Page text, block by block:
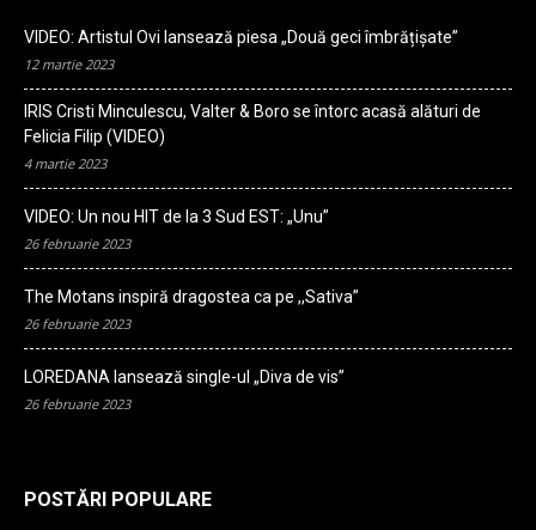
VIDEO: Artistul Ovi lansează piesa „Două geci îmbrățișate”
12 martie 2023
IRIS Cristi Minculescu, Valter & Boro se întorc acasă alături de
Felicia Filip (VIDEO)
4 martie 2023
VIDEO: Un nou HIT de la 3 Sud EST: „Unu”
26 februarie 2023
The Motans inspiră dragostea ca pe ,,Sativa”
26 februarie 2023
LOREDANA lansează single-ul „Diva de vis”
26 februarie 2023
POSTĂRI POPULARE